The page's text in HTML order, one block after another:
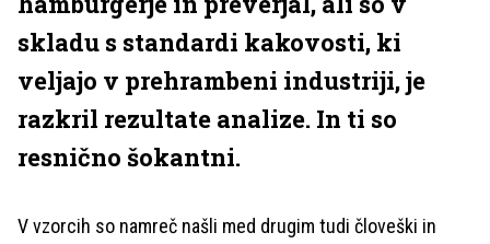
skladu s standardi kakovosti, ki
veljajo v prehrambeni industriji, je
razkril rezultate analize. In ti so
resnično šokantni.
V vzorcih so namreč našli med drugim tudi človeški in